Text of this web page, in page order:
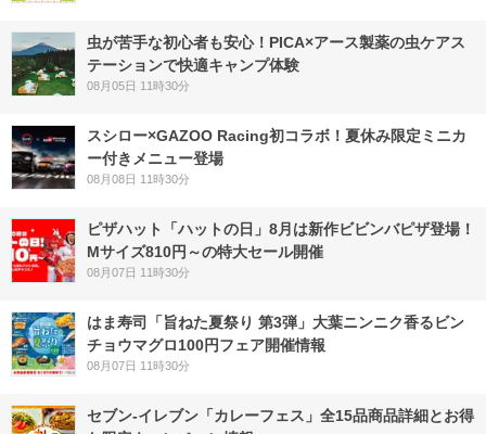
虫が苦手な初心者も安心！PICA×アース製薬の虫ケアス
テーションで快適キャンプ体験
08月05日 11時30分
スシロー×GAZOO Racing初コラボ！夏休み限定ミニカ
ー付きメニュー登場
08月08日 11時30分
ピザハット「ハットの日」8月は新作ビビンバピザ登場！
Mサイズ810円～の特大セール開催
08月07日 11時30分
はま寿司「旨ねた夏祭り 第3弾」大葉ニンニク香るビン
チョウマグロ100円フェア開催情報
08月07日 11時30分
セブン‐イレブン「カレーフェス」全15品商品詳細とお得